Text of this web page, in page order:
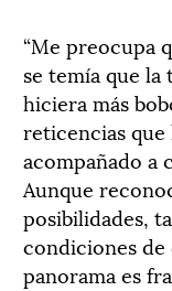
“Me preocupa
se temía que
hiciera más
reticencias
acompañado a
Aunque
posibilidades,
condiciones de
panorama es